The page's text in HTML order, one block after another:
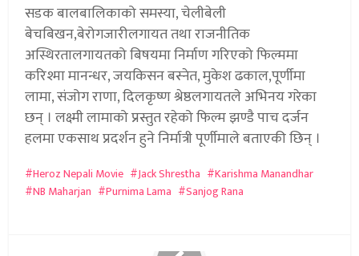
सडक बालबालिकाको समस्या, चेलीबेली
बेचबिखन,बेरोगजारीलगायत तथा राजनीतिक
अस्थिरतालगायतको बिषयमा निर्माण गरिएको फिल्ममा
करिश्मा मानन्धर, जयकिसन बस्नेत, मुकेश ढकाल,पूर्णीमा
लामा, संजोग राणा, दिलकृष्ण श्रेष्ठलगायतले अभिनय गरेका
छन् । लक्ष्मी लामाको प्रस्तुत रहेको फिल्म झण्डै पाच दर्जन
हलमा एकसाथ प्रदर्शन हुने निर्मात्री पूर्णीमाले बताएकी छिन् ।
Heroz Nepali Movie Jack Shrestha
Karishma Manandhar
NB Maharjan
Purnima Lama Sanjog Rana